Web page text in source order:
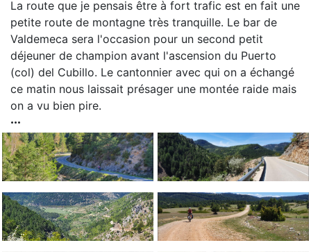
La route que je pensais être à fort trafic est en fait une
petite route de montagne très tranquille. Le bar de
Valdemeca sera l'occasion pour un second petit
déjeuner de champion avant l'ascension du Puerto
(col) del Cubillo. Le cantonnier avec qui on a échangé
ce matin nous laissait présager une montée raide mais
on a vu bien pire.